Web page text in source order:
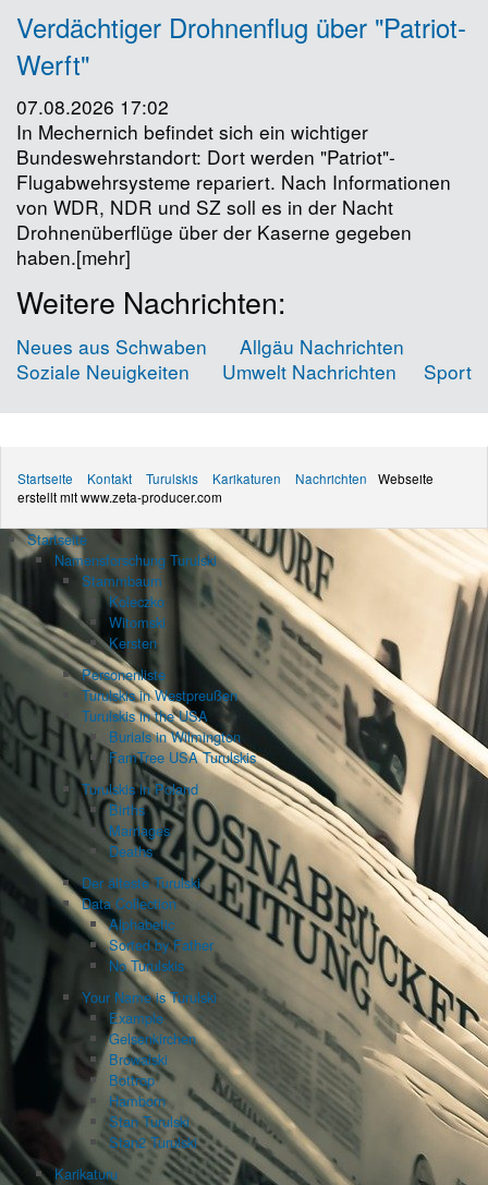
Verdächtiger Drohnenflug über "Patriot-
Werft"
07.08.2026 17:02
In Mechernich befindet sich ein wichtiger
Bundeswehrstandort: Dort werden "Patriot"-
Flugabwehrsysteme repariert. Nach Informationen
von WDR, NDR und SZ soll es in der Nacht
Drohnenüberflüge über der Kaserne gegeben
haben.[mehr]
Weitere Nachrichten:
Neues aus Schwaben
Allgäu Nachrichten
Soziale Neuigkeiten
Umwelt Nachrichten Sport
Startseite Kontakt Turulskis Karikaturen Nachrichten
Webseite
erstellt mit www.zeta-producer.com
Startseite
Namensforschung Turulski
Stammbaum
Koleczko
Witomski
Kersten
Personenliste
Turulskis in Westpreußen
Turulskis in the USA
Burials in Wilmington
FamTree USA Turulskis
Turulskis in Poland
Births
Marriages
Deaths
Der älteste Turulski
Data Collection
Alphabetic
Sorted by Father
No Turulskis
Your Name is Turulski
Example
Gelsenkirchen
Browalski
Bottrop
Hamborn
Stan Turulski
Stan2 Turulski
Karikaturu